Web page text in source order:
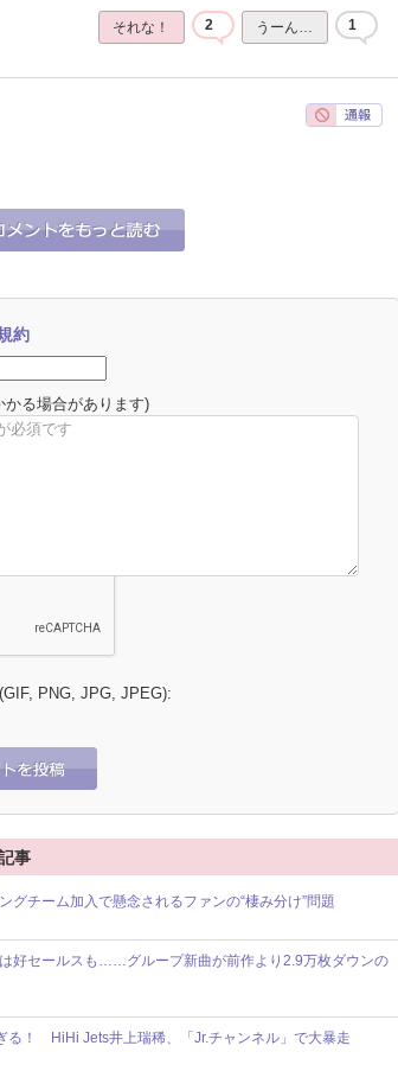
それな！ 2 うーん… 1
それな！
約
かる場合があります)
PNG, JPG, JPEG):
事
グチーム加入で懸念されるファンの“棲み分け”問題
好セールスも……グループ新曲が前作より2.9万枚ダウンの
る！ HiHi Jets井上瑞稀、「Jr.チャンネル」で大暴走